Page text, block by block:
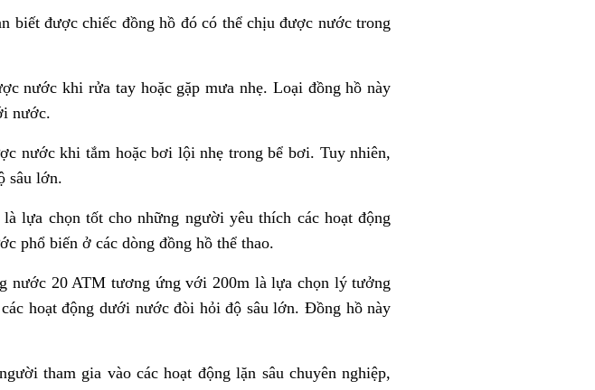
biết được chiếc đồng hồ đó có thể chịu được nước trong
nước khi rửa tay hoặc gặp mưa nhẹ. Loại đồng hồ này
nước.
nước khi tắm hoặc bơi lội nhẹ trong bể bơi. Tuy nhiên,
sâu lớn.
lựa chọn tốt cho những người yêu thích các hoạt động
phổ biến ở các dòng đồng hồ thể thao.
nước 20 ATM tương ứng với 200m là lựa chọn lý tưởng
hoạt động dưới nước đòi hỏi độ sâu lớn. Đồng hồ này
tham gia vào các hoạt động lặn sâu chuyên nghiệp,